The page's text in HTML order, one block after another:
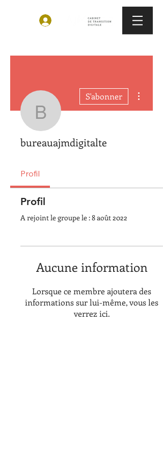
S'abonner
bureauajmdigitalte
Profil
Profil
A rejoint le groupe le : 8 août 2022
Aucune information
Lorsque ce membre ajoutera des
informations sur lui-même, vous les
verrez ici.